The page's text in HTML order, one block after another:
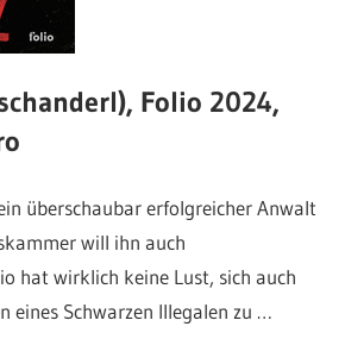
Folio 2024,
überschaubar erfolgreicher Anwalt
will ihn auch
hat wirklich keine Lust, sich auch
eines Schwarzen Illegalen zu …